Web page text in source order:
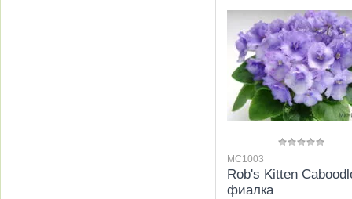
МС1003
Rob's Kitten
фиалка